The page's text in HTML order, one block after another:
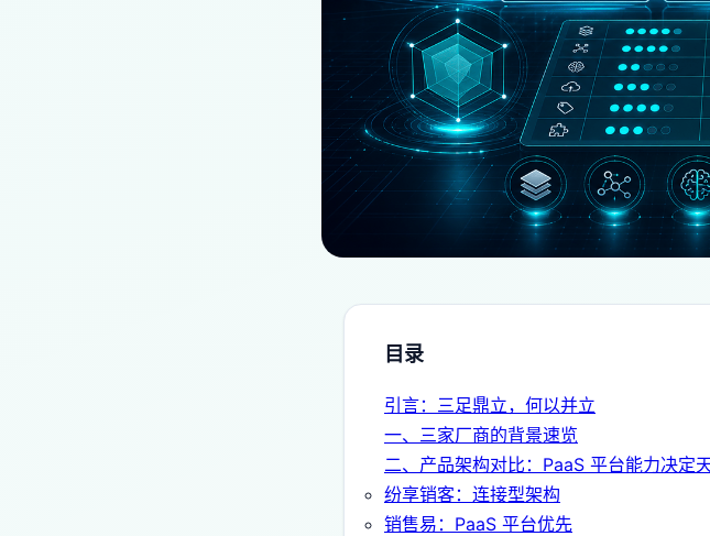
目录
引言：三足鼎立，何以并立
一、三家厂商的背景速览
二、产品架构对比：PaaS 平台能力决定
纷享销客：连接型架构
销售易：PaaS 平台优先